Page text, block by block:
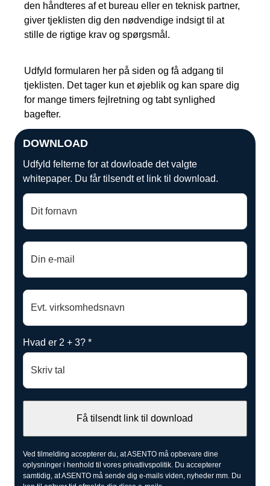
den håndteres af et bureau eller en teknisk partner,
giver tjeklisten dig den nødvendige indsigt til at
stille de rigtige krav og spørgsmål.
Udfyld formularen her på siden og få adgang til
tjeklisten. Det tager kun et øjeblik og kan spare dig
for mange timers fejlretning og tabt synlighed
bagefter.
DOWNLOAD
Udfyld felterne for at dowloade det valgte
whitepaper. Du får tilsendt et link til download.
Hvad er 2 + 3? *
Ved tilmelding accepterer du, at ASENTO må opbevare dine
oplysninger i henhold til vores privatlivspolitik. Du accepterer
samtidig, at ASENTO må sende dig e-mails viden, nyheder mm. Du